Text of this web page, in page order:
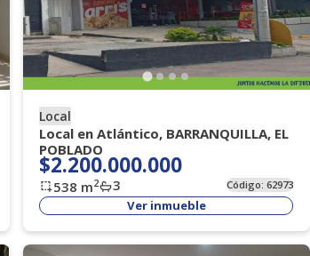
Local
Local en Atlántico, BARRANQUILLA, EL
POBLADO
$2.200.000.000
538 m2 3 Código:62973
Ver inmueble